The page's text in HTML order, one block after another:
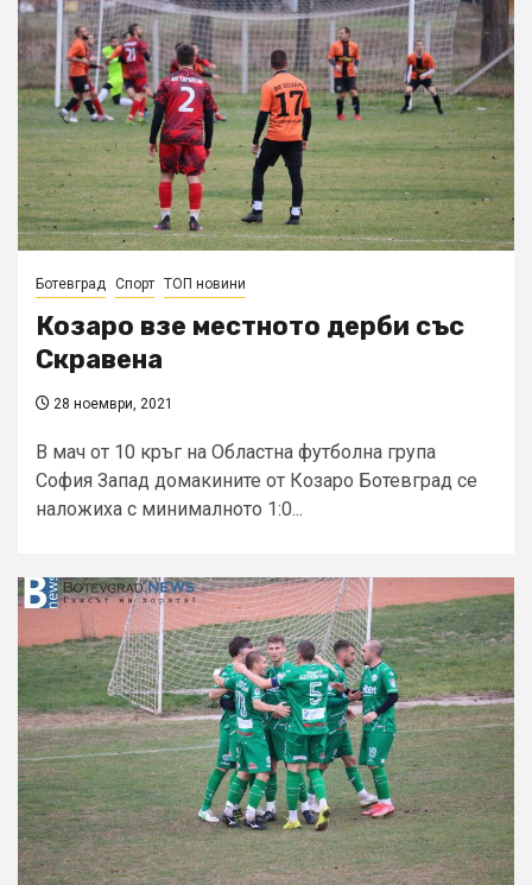
Ботевград Спорт ТОП новини
Козаро взе местното дерби със
Скравена
28 ноември, 2021
В мач от 10 кръг на Областна футболна група
София Запад домакините от Козаро Ботевград се
наложиха с минималното 1:0...